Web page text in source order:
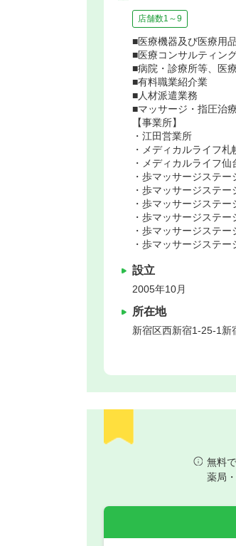
店舗数1～9
■医療機器及び医療用
■医療コンサルティン
■病院・診療所等、医
■有料職業紹介業
■人材派遣業務
■マッサージ・指圧治
【事業所】
・江田営業所
・メディカルライフ
・メディカルライフ
・歩マッサージステ
・歩マッサージステ
・歩マッサージステ
・歩マッサージステ
・歩マッサージステ
・歩マッサージステ
設立
2005年10月
所在地
新宿区西新宿1-25-1新
無料
薬局